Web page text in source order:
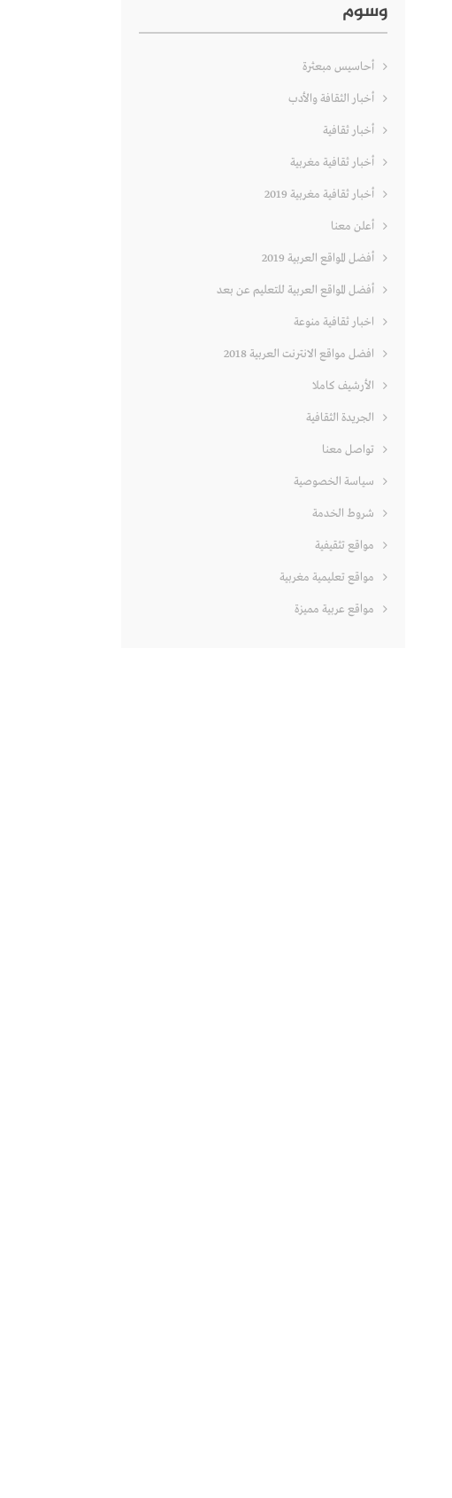
وسوم
أحاسيس مبعثرة
أخبار الثقافة والأدب
أخبار ثقافية
أخبار ثقافية مغربية
أخبار ثقافية مغربية 2019
أعلن معنا
أفضل المواقع العربية 2019
أفضل المواقع العربية للتعليم عن بعد
اخبار ثقافية منوعة
افضل مواقع الانترنت العربية 2018
الأرشيف كاملا
الجريدة الثقافية
تواصل معنا
سياسة الخصوصية
شروط الخدمة
مواقع تثقيفية
مواقع تعليمية مغربية
مواقع عربية مميزة